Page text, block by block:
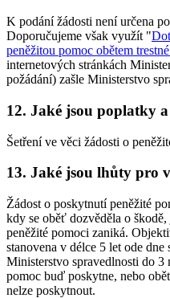
K podání žádosti není určena
Doporučujeme však využít "
peněžitou pomoc obětem
internetových stránkách
požádání) zašle Ministerstvo
12. Jaké jsou poplatky
Šetření ve věci žádosti o
13. Jaké jsou lhůty pro
Žádost o poskytnutí peněžité
kdy se oběť dozvěděla o
peněžité pomoci zaniká.
stanovena v délce 5 let ode dne
Ministerstvo spravedlnosti do 3
pomoc buď poskytne, nebo
nelze poskytnout.